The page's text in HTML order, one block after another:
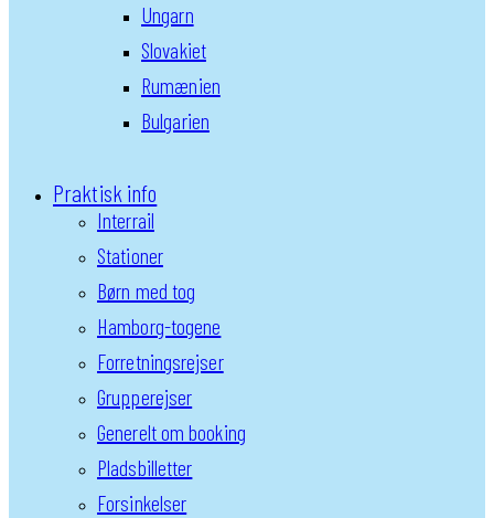
Ungarn
Slovakiet
Rumænien
Bulgarien
Praktisk info
Interrail
Stationer
Børn med tog
Hamborg-togene
Forretningsrejser
Grupperejser
Generelt om booking
Pladsbilletter
Forsinkelser